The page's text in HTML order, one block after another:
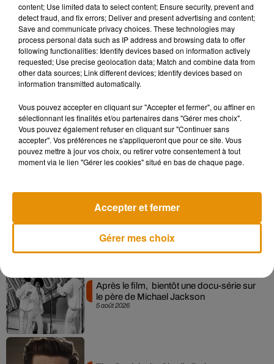
Mbappé, comme le prévoit la loi en cas de décision de
justice.
Musique
6 août 2026
Pomme emprunte le décor de l’émission
« Loups Garous » pour son...
6 août 2026
La version réécrite de « Beautiful Day »
interprétée lors des...
5 août 2026
Après le film, bientôt une docu-série sur
le père de Michael Jackson
content; Use limited data to select content; Ensure security, prevent and
detect fraud, and fix errors; Deliver and present advertising and content;
Save and communicate privacy choices. These technologies may
process personal data such as IP address and browsing data to offer
following functionalities: Identify devices based on information actively
requested; Use precise geolocation data; Match and combine data from
other data sources; Link different devices; Identify devices based on
information transmitted automatically.
Vous pouvez accepter en cliquant sur "Accepter et fermer", ou affiner en
sélectionnant les finalités et/ou partenaires dans "Gérer mes choix".
Vous pouvez également refuser en cliquant sur "Continuer sans
accepter". Vos préférences ne s'appliqueront que pour ce site. Vous
pouvez mettre à jour vos choix, ou retirer votre consentement à tout
moment via le lien "Gérer les cookies" situé en bas de chaque page.
Gérer mes choix
Accepter et fermer